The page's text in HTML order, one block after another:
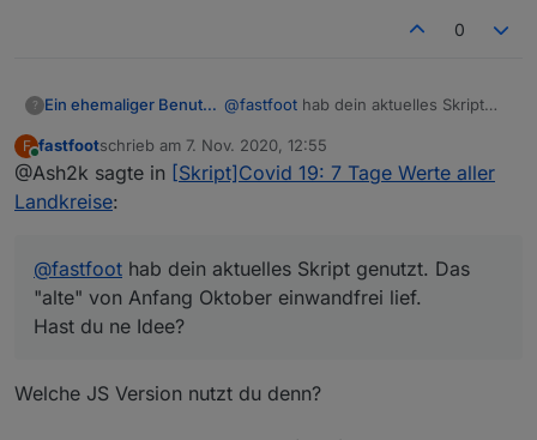
ab
Node 14.x !)
In der VIS wurden Filter- und Sortieroptionen
0
? Ein ehemaliger Benutzer @fastfoot hab dein aktuelles Skript
Oktober einwandfrei lief.
Jetzt bekomme ich beim ausführen
Fehler:
F
Online
fastfootschrieb am 7. Nov. 2020, 12:55
zuletzt editiert von
@Ash2k sagte in [Skript]Covid 19: 7 Tage Werte aller
Landkreise:
@fastfoot hab dein aktuelles Skript genutzt. Das
"alte" von Anfang Oktober einwandfrei lief.
Hast du ne Idee?
Welche JS Version nutzt du denn?